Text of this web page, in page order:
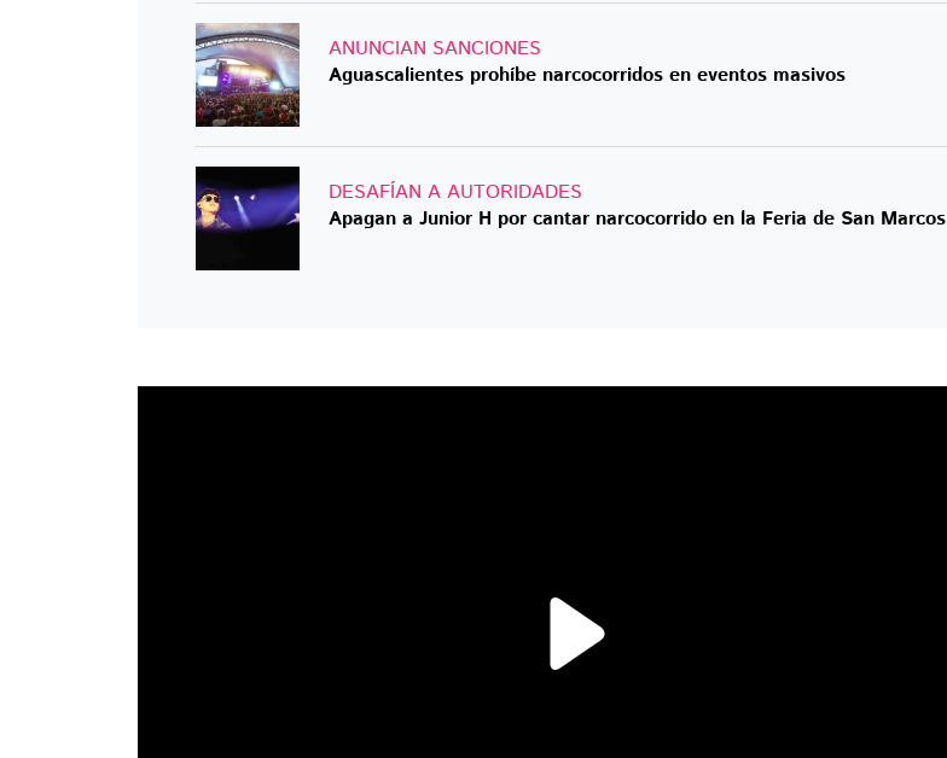
ANUNCIAN SANCIONES
Aguascalientes prohíbe narcocorridos en eventos masivos
DESAFÍAN A AUTORIDADES
Apagan a Junior H por cantar narcocorrido en la Feria de San Marcos